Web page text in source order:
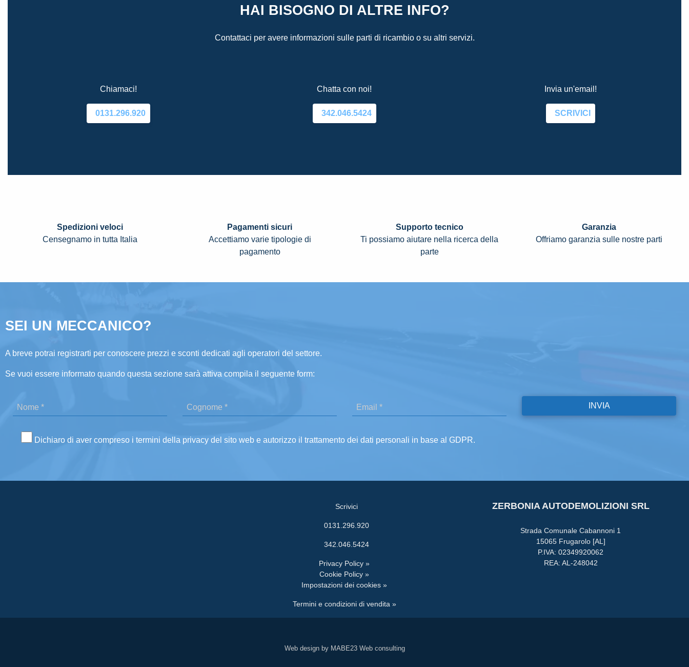
HAI BISOGNO DI ALTRE INFO?
Contattaci per avere informazioni sulle parti di ricambio o su altri servizi.
Chiamaci!
0131.296.920
Chatta con noi!
342.046.5424
Invia un'email!
SCRIVICI
Spedizioni veloci
Censegnamo in tutta Italia
Pagamenti sicuri
Accettiamo varie tipologie di
pagamento
Supporto tecnico
Ti possiamo aiutare nella ricerca della
parte
Garanzia
Offriamo garanzia sulle nostre parti
SEI UN MECCANICO?
A breve potrai registrarti per conoscere prezzi e sconti dedicati agli operatori del settore.
Se vuoi essere informato quando questa sezione sarà attiva compila il seguente form:
Dichiaro di aver compreso i termini della privacy del sito web e autorizzo il trattamento dei dati personali in base al GDPR.
Scrivici
0131.296.920
342.046.5424
Privacy Policy »
Cookie Policy »
Impostazioni dei cookies »
Termini e condizioni di vendita »
ZERBONIA AUTODEMOLIZIONI SRL
Strada Comunale Cabannoni 1
15065 Frugarolo [AL]
P.IVA: 02349920062
REA: AL-248042
Web design by MABE23 Web consulting